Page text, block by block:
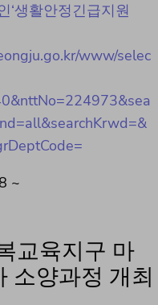
‘생활안정긴급지원
www/selec
~
교육지구 마
소양과정 개최